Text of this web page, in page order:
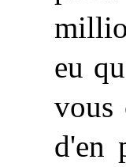
eu
vous
d'en